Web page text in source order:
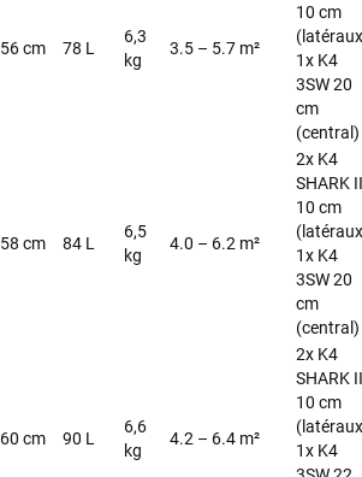
56 cm 78 L
6,3
kg
3.5 – 5.7 m²
10 cm
1x K4
3SW 20
cm
(central)
58 cm 84 L
6,5
kg
4.0 – 6.2 m²
2x K4
SHARK II
10 cm
1x K4
3SW 20
cm
(central)
60 cm 90 L
6,6
kg
4.2 – 6.4 m²
2x K4
SHARK II
10 cm
1x K4